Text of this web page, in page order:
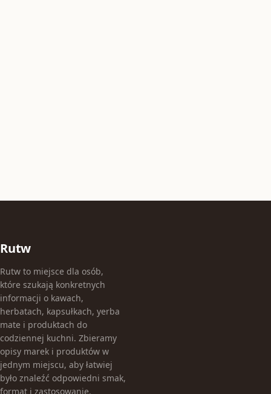
Rutw
Rutw to miejsce dla osób,
które szukają konkretnych
informacji o kawach,
herbatach, kapsułkach, yerba
mate i produktach do
codziennej kuchni. Zbieramy
opisy marek i produktów w
jednym miejscu, aby łatwiej
było znaleźć odpowiedni smak,
format i zastosowanie.